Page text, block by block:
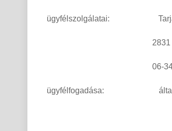
ügyfélszolgálatai: Tarjáni
2831 Tarján,
06-34/372-
ügyfélfogadása:
Péntek: